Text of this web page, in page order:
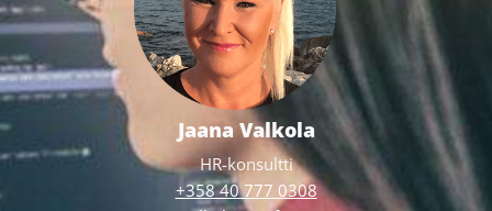
Jaana Valkola
HR-konsultti
+358 40 777 0308